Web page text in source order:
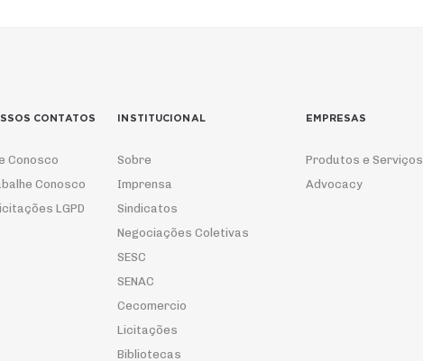
CONTATOS
Conosco
Conosco
LGPD
INSTITUCIONAL
Sobre
Imprensa
Sindicatos
Negociações Coletivas
SESC
SENAC
Cecomercio
Licitações
Bibliotecas
EMPRESAS
Produtos e Serviços
Advocacy